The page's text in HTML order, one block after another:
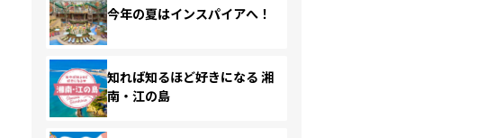
今年の夏はインスパイアへ！
知れば知るほど好きになる 湘
南・江の島